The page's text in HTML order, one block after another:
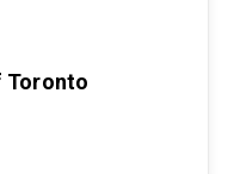
Toronto